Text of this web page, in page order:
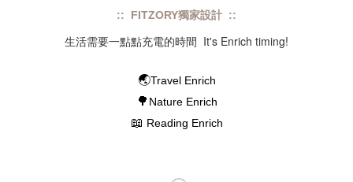
:: FITZORY獨家設計 ::
生活需要一點點充電的時間  It's Enrich timing!
🌏Travel Enrich
🌳 Nature Enrich
📖 Reading Enrich